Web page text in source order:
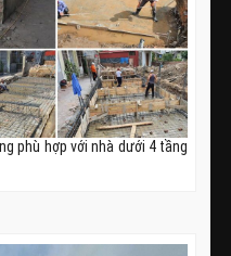
phù hợp với nhà dưới 4 tầng